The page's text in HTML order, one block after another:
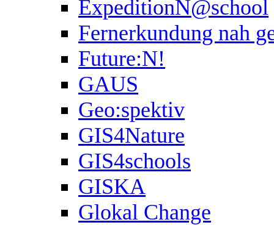
ExpeditionN@school
Fernerkundung nah
Future:N!
GAUS
Geo:spektiv
GIS4Nature
GIS4schools
GISKA
Glokal Change